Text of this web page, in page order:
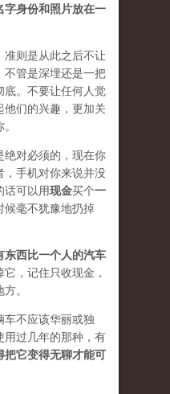
字身份和照片放在一
准则是从此之后不让
不管是深埋还是一把
底。不要让任何人觉
他们的兴趣，更加关
绝对必须的，现在你
，手机对你来说并没
话可以用现金买个一
候毫不犹豫地扔掉
东西比一个人的汽车
它，记住只收现金，
。
车不应该华丽或独
用过几年的那种，有
把它变得无聊才能可